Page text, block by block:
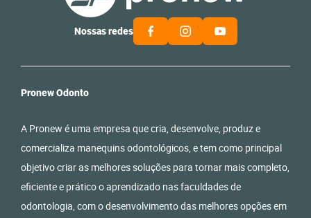
Nossas redes
Pronew Odonto
A Pronew é uma empresa que cria, desenvolve, produz e
comercializa manequins odontológicos, e tem como principal
objetivo criar as melhores soluções para tornar mais completo,
eficiente e prático o aprendizado nas faculdades de
odontologia, com o desenvolvimento das melhores opções em